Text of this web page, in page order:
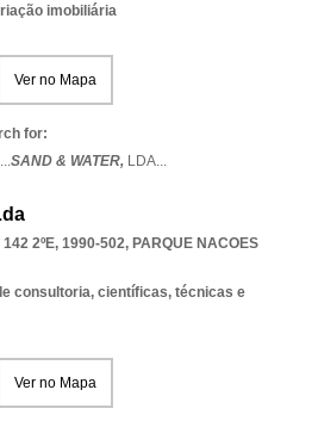
imobiliária
Ver no Mapa
for:
SAND & WATER, LDA...
2ºE, 1990-502, PARQUE NACOES
consultoria, científicas, técnicas e
Ver no Mapa